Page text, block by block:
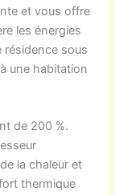
et vous offre
les énergies
résidence sous
une habitation
de 200 %.
la chaleur et
thermique